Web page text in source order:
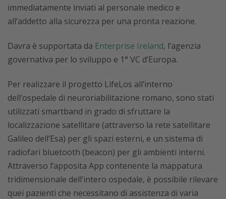
immediatamente inviati al personale medico e
all’addetto alla sicurezza per una pronta reazione.
Davra è supportata da Enterprise Ireland, l’agenzia
governativa per lo sviluppo e 1° VC d’Europa.
Per realizzare il progetto LifeLos all’interno
dell’ospedale di neuroriabilitazione romano, sono stati
utilizzati smartband in grado di sfruttare la
localizzazione satellitare (attraverso la rete satellitare
Galileo dell’Esa) per gli spazi esterni, e un sistema di
radiofari bluetooth (beacon) per gli ambienti interni.
Attraverso l’apposita App contenente la mappatura
tridimensionale dell’intero ospedale, è possibile rilevare
quei pazienti che necessitano di assistenza di varia